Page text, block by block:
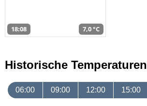
18:08 7,0 °C
Historische Temperaturen
06:00 09:00 12:00 15:00